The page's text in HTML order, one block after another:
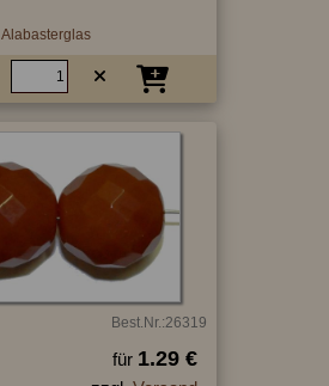
Alabasterglas
Best.Nr.:26319
für 1.29 €